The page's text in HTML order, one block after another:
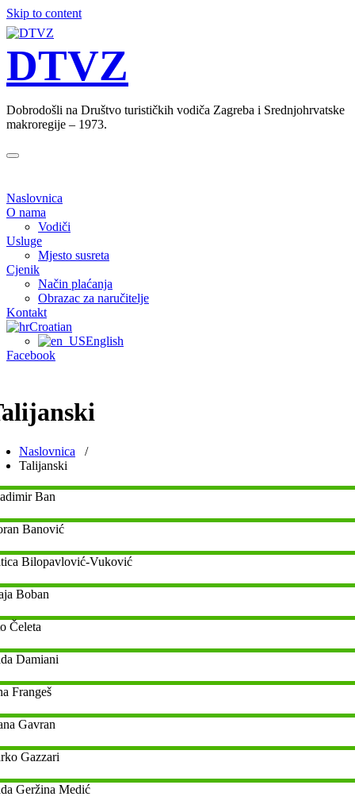
Skip to content
DTVZ
Dobrodošli na Društvo turističkih vodiča Zagreba i Srednjohrvatske
makroregije – 1973.
Zatvori
Naslovnica
O nama
Vodiči
Usluge
Mjesto susreta
Cjenik
Način plaćanja
Obrazac za naručitelje
Kontakt
Croatian
English
Facebook
Naslovnica /
Talijanski
Ban
Banović
Bilopavlović-Vuković
Boban
Čeleta
Damiani
Frangeš
Gavran
Gazzari
Geržina Medić